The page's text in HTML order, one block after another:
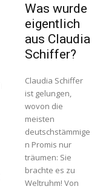
Was wurde
eigentlich
aus Claudia
Schiffer?
Claudia Schiffer
ist gelungen,
wovon die
meisten
deutschstämmige
n Promis nur
träumen: Sie
brachte es zu
Weltruhm! Von